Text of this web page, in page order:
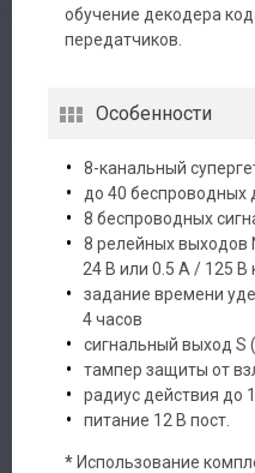
Авторизация
Каталог
Производители
Сервис
Доставка
Контакты
обучение декодера
передатчиков.
Особенности
8-канальный
до 40 беспроводных
8 беспроводных
8 релейных выходов
24 В или 0.5 A / 125
задание времени
4 часов
сигнальный выход S
тампер защиты от
радиус действия до
питание 12 В пост.
* Использование